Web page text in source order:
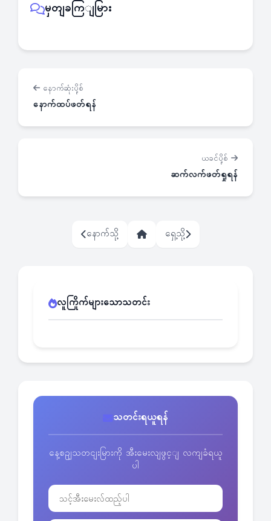
မှတျခကြျမြား
နောက်ဆုံးပို့စ်
နောက်ထပ်ဖတ်ရန်
ယခင်ပို့စ်
ဆက်လက်ဖတ်ရှုရန်
နောက်သို့ ရှေ့သို့
လူကြိုက်များသောသတင်း
သတင်းရယူရန်
နေ့စဥျသတငျးမြားကို အီးမေးလျဖွင့ျ လကျခံရယူ
ပါ